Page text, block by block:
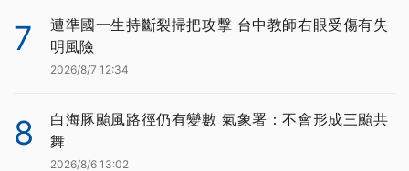
7
遭準國一生持斷裂掃把攻擊 台中教師右眼受傷有失
明風險
2026/8/7 12:34
8
白海豚颱風路徑仍有變數 氣象署：不會形成三颱共
舞
2026/8/6 13:02